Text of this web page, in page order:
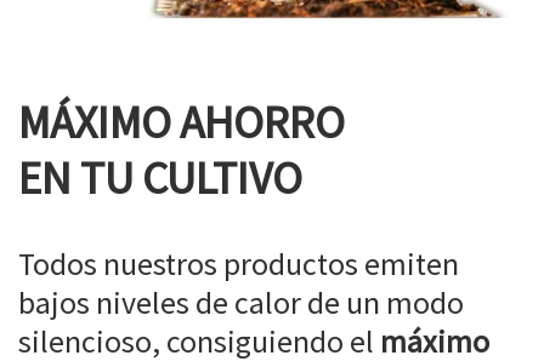
MÁXIMO AHORRO
EN TU CULTIVO
Todos nuestros productos emiten
bajos niveles de calor de un modo
silencioso, consiguiendo el máximo